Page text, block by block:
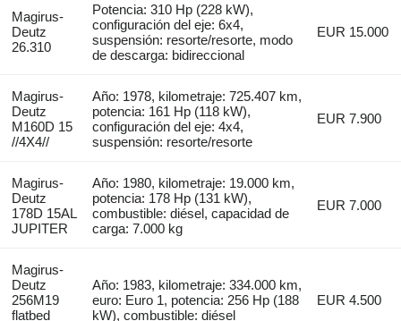
Magirus-
Deutz
26.310
Potencia: 310 Hp (228 kW),
configuración del eje: 6x4,
suspensión: resorte/resorte, modo
de descarga: bidireccional
EUR 15.000
Magirus-
Deutz
M160D 15
//4X4//
Año: 1978, kilometraje: 725.407 km,
potencia: 161 Hp (118 kW),
configuración del eje: 4x4,
suspensión: resorte/resorte
EUR 7.900
Magirus-
Deutz
178D 15AL
JUPITER
Año: 1980, kilometraje: 19.000 km,
potencia: 178 Hp (131 kW),
combustible: diésel, capacidad de
carga: 7.000 kg
EUR 7.000
Magirus-
Deutz
256M19
flatbed
Año: 1983, kilometraje: 334.000 km,
euro: Euro 1, potencia: 256 Hp (188
kW), combustible: diésel
EUR 4.500